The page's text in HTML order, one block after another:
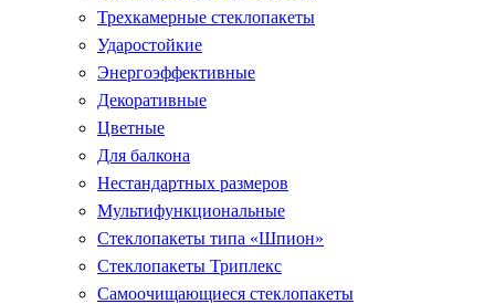
Трехкамерные стеклопакеты
Ударостойкие
Энергоэффективные
Декоративные
Цветные
Для балкона
Нестандартных размеров
Мультифункциональные
Стеклопакеты типа «Шпион»
Стеклопакеты Триплекс
Самоочищающиеся стеклопакеты